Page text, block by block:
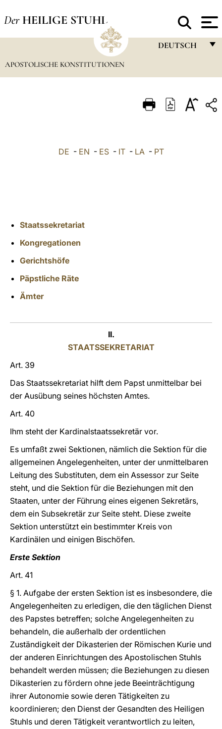
Der HEILIGE STUHL
DEUTSCH
ITALIANO
APOSTOLISCHE KONSTITUTIONEN
DE - EN - ES- IT- LA- PT
Staatssekretariat
Kongregationen
Gerichtshöfe
Päpstliche Räte
Ämter
II.
STAATSSEKRETARIAT
Art. 39
Das Staatssekretariat hilft dem Papst unmittelbar bei
der Ausübung seines höchsten Amtes.
Art. 40
Ihm steht der Kardinalstaatssekretär vor.
Es umfaßt zwei Sektionen, nämlich die Sektion für die
allgemeinen Angelegenheiten, unter der unmittelbaren
Leitung des Substituten, dem ein Assessor zur Seite
steht, und die Sektion für die Beziehungen mit den
Staaten, unter der Führung eines eigenen Sekretärs,
dem ein Subsekretär zur Seite steht. Diese zweite
Sektion unterstützt ein bestimmter Kreis von
Kardinälen und einigen Bischöfen.
Erste Sektion
Art. 41
§ 1. Aufgabe der ersten Sektion ist es insbesondere, die
Angelegenheiten zu erledigen, die den täglichen Dienst
des Papstes betreffen; solche Angelegenheiten zu
behandeln, die außerhalb der ordentlichen
Zuständigkeit der Dikasterien der Römischen Kurie und
der anderen Einrichtungen des Apostolischen Stuhls
behandelt werden müssen; die Beziehungen zu diesen
Dikasterien zu fördern ohne jede Beeinträchtigung
ihrer Autonomie sowie deren Tätigkeiten zu
koordinieren; den Dienst der Gesandten des Heiligen
Stuhls und deren Tätigkeit verantwortlich zu leiten,